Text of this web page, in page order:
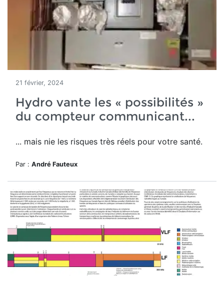
21 février, 2024
Hydro vante les « possibilités »
du compteur communicant...
... mais nie les risques très réels pour votre santé.
Par : André Fauteux